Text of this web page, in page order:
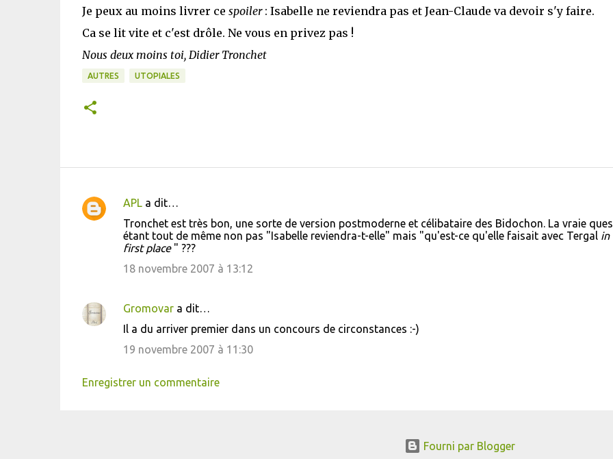
Je peux au moins livrer ce spoiler: Isabelle ne reviendra pas et Jean-Claude va devoir s'y faire.
Ca se lit vite et c'est drôle. Ne vous en privez pas !
Nous deux moins toi, Didier Tronchet
AUTRES UTOPIALES
C
n
t
r
APLa dit…
Tronchet est très bon, une sorte de version postmoderne et célibataire des Bidochon. La vraie
étant tout de même non pas "Isabelle reviendra-t-elle" mais "qu'est-ce qu'elle faisait avec Tergal in
first place" ???
18 novembre 2007 à 13:12
Gromovara dit…
Il a du arriver premier dans un concours de circonstances :-)
19 novembre 2007 à 11:30
Enregistrer un commentaire
Fourni par Blogger